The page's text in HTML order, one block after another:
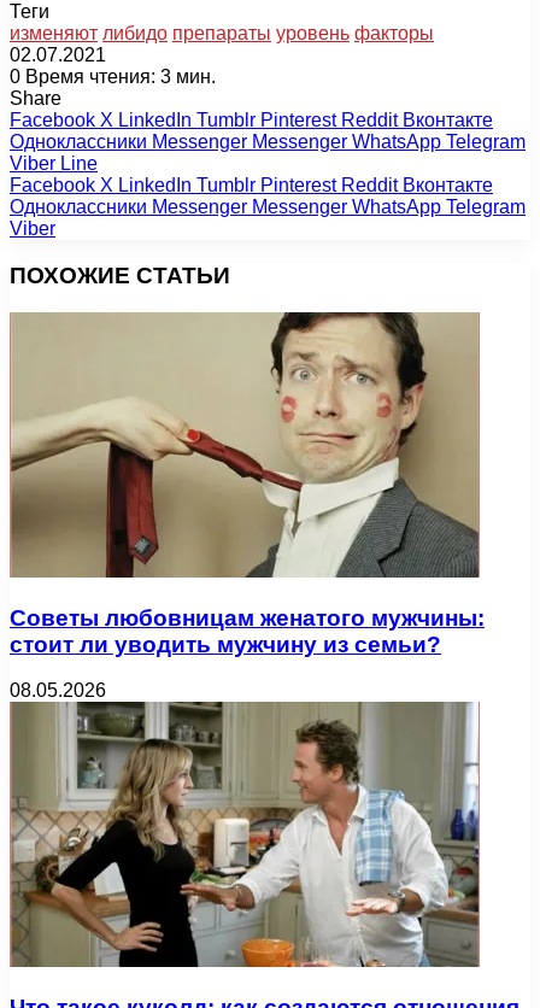
Теги
изменяют либидо препараты уровень факторы
02.07.2021
0 Время чтения: 3 мин.
Share
Facebook X LinkedIn Tumblr Pinterest Reddit Вконтакте
Одноклассники Messenger Messenger WhatsApp Telegram
Viber Line
Facebook X LinkedIn Tumblr Pinterest Reddit Вконтакте
Одноклассники Messenger Messenger WhatsApp Telegram
Viber
ПОХОЖИЕ СТАТЬИ
Советы любовницам женатого мужчины:
стоит ли уводить мужчину из семьи?
08.05.2026